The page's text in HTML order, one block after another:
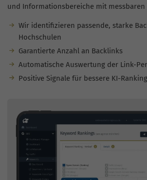
und Informationsbereiche mit messbaren
Wir identifizieren passende, starke
Hochschulen
Garantierte Anzahl an Backlinks
Automatische Auswertung der Link-
Positive Signale für bessere KI-